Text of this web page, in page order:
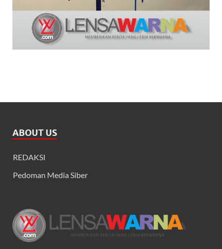
ABOUT US
REDAKSI
Pedoman Media Siber